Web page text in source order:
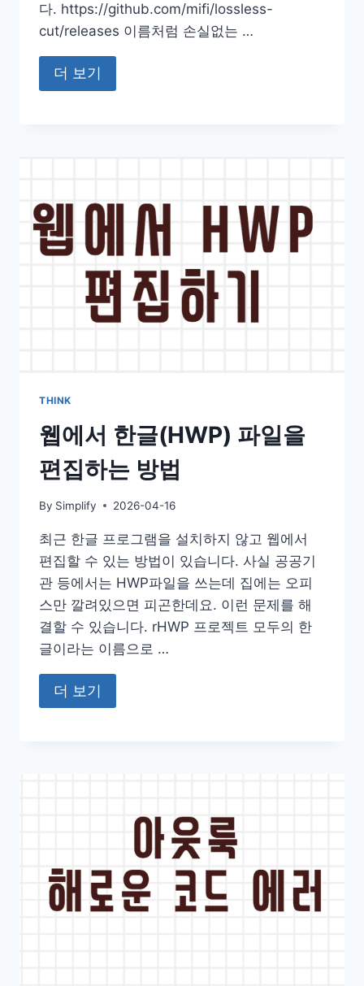
다. https://github.com/mifi/lossless-
cut/releases 이름처럼 손실없는 …
더 보기
THINK
웹에서 한글(HWP) 파일을
편집하는 방법
By Simplify 2026-04-16
최근 한글 프로그램을 설치하지 않고 웹에서
편집할 수 있는 방법이 있습니다. 사실 공공기
관 등에서는 HWP파일을 쓰는데 집에는 오피
스만 깔려있으면 피곤한데요. 이런 문제를 해
결할 수 있습니다. rHWP 프로젝트 모두의 한
글이라는 이름으로 …
더 보기